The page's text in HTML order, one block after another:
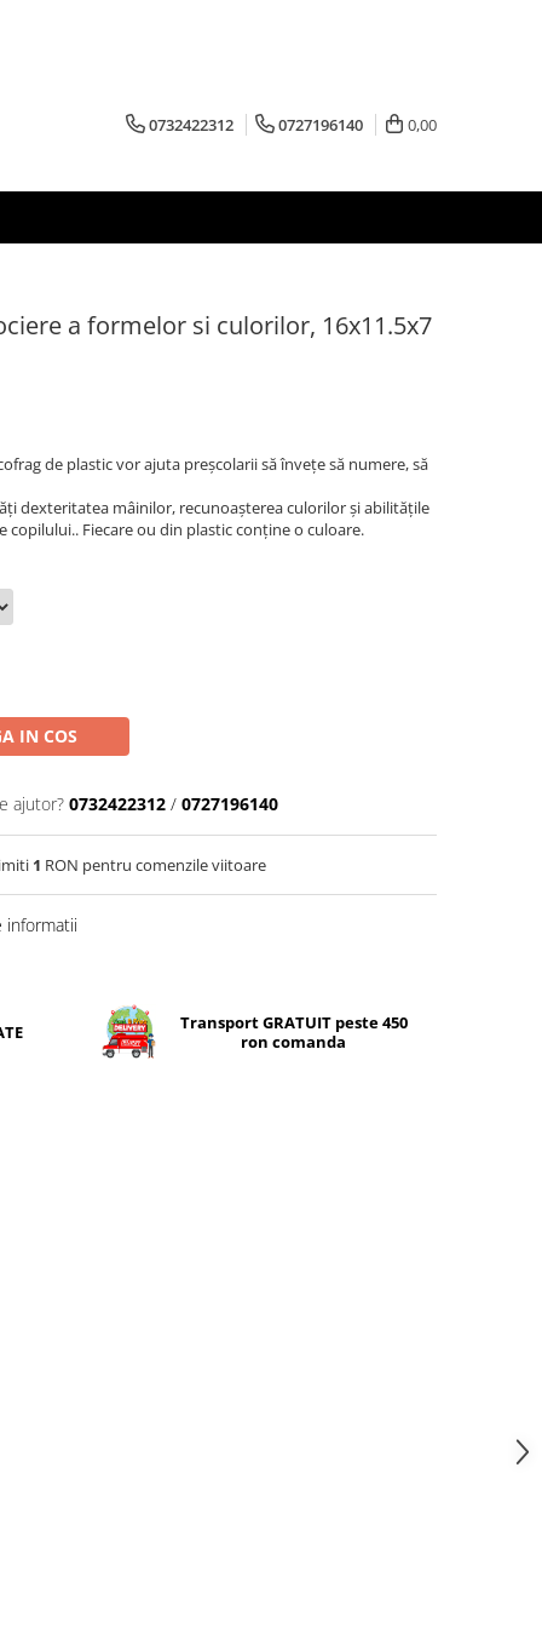
0732422312 0727196140 0,00
a formelor si culorilor, 16x11.5x7
de plastic vor ajuta preșcolarii să învețe să numere, să
dexteritatea mâinilor, recunoașterea culorilor și abilitățile
Fiecare ou din plastic conține o culoare.
IN COS
ajutor? 0732422312 / 0727196140
1 RON pentru comenzile viitoare
informatii
Transport GRATUIT peste 450
ron comanda